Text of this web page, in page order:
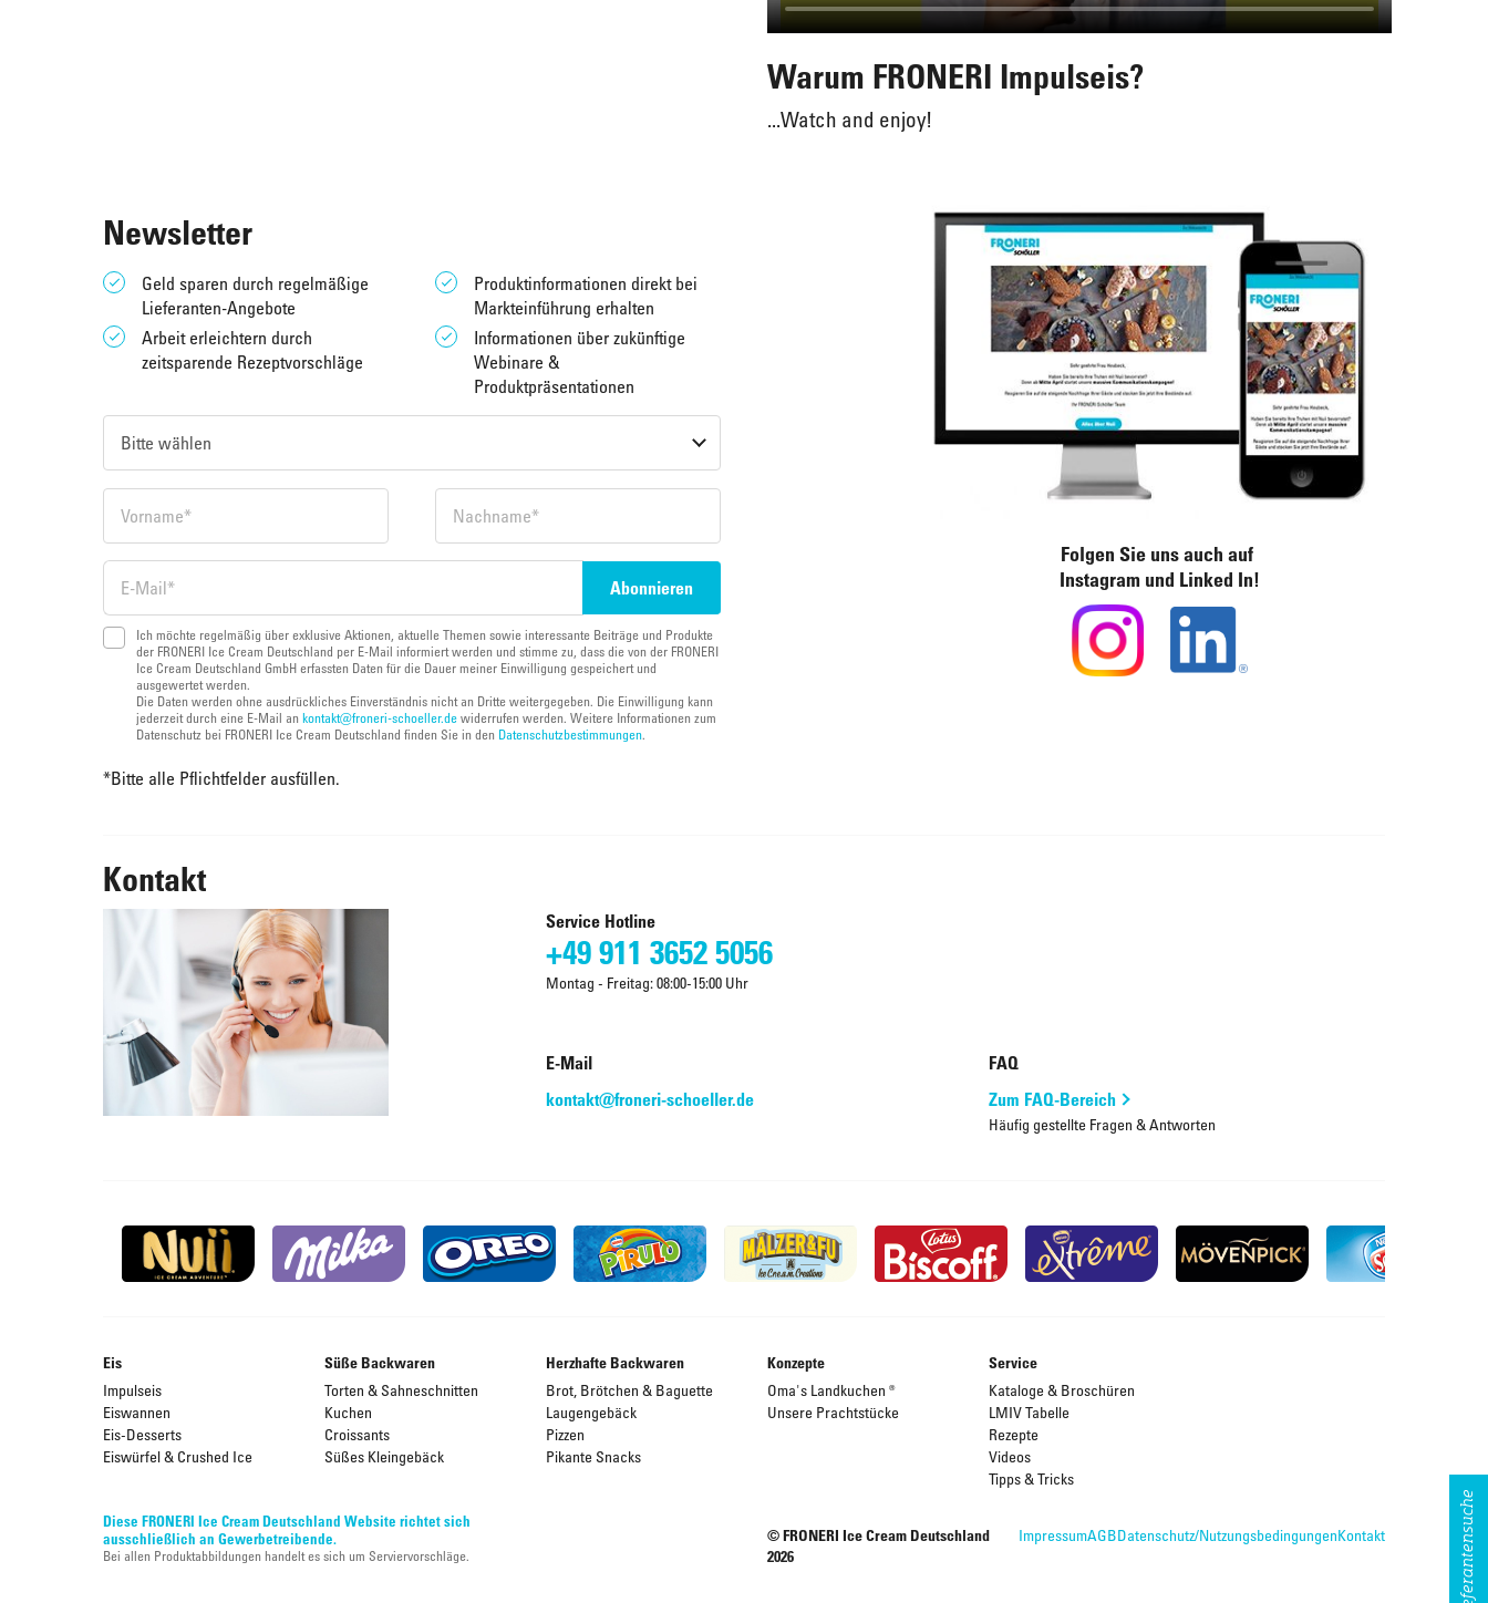
Warum FRONERI Impulseis?
...Watch and enjoy!
Lieferantensuche
Newsletter
Geld sparen durch regelmäßige
Lieferanten-Angebote
Produktinformationen direkt bei
Markteinführung erhalten
Arbeit erleichtern durch
zeitsparende Rezeptvorschläge
Informationen über zukünftige
Webinare &
Produktpräsentationen
Ich möchte regelmäßig über exklusive Aktionen, aktuelle Themen sowie interessante Beiträge und Produkte
der FRONERI Ice Cream Deutschland per E-Mail informiert werden und stimme zu, dass die von der FRONERI
Ice Cream Deutschland GmbH erfassten Daten für die Dauer meiner Einwilligung gespeichert und
ausgewertet werden.
Die Daten werden ohne ausdrückliches Einverständnis nicht an Dritte weitergegeben. Die Einwilligung kann
jederzeit durch eine E-Mail an kontakt@froneri-schoeller.dewiderrufen werden. Weitere Informationen zum
Datenschutz bei FRONERI Ice Cream Deutschland finden Sie in den Datenschutzbestimmungen.
*Bitte alle Pflichtfelder ausfüllen.
Folgen Sie uns auch auf
Instagram und Linked In!
Kontakt
Service Hotline
+49 911 3652 5056
Montag - Freitag: 08:00-15:00 Uhr
E-Mail
kontakt@froneri-schoeller.de
FAQ
Zum FAQ-Bereich
Häufig gestellte Fragen & Antworten
Eis
Impulseis
Eiswannen
Eis-Desserts
Eiswürfel & Crushed Ice
Süße Backwaren
Torten & Sahneschnitten
Kuchen
Croissants
Süßes Kleingebäck
Herzhafte Backwaren
Brot, Brötchen & Baguette
Laugengebäck
Pizzen
Pikante Snacks
Konzepte
Oma's Landkuchen ®
Unsere Prachtstücke
Service
Kataloge & Broschüren
LMIV Tabelle
Rezepte
Videos
Tipps & Tricks
Diese FRONERI Ice Cream Deutschland Website richtet sich
ausschließlich an Gewerbetreibende.
Bei allen Produktabbildungen handelt es sich um Serviervorschläge.
© FRONERI Ice Cream Deutschland
2026
ImpressumAGBDatenschutz/NutzungsbedingungenKontakt